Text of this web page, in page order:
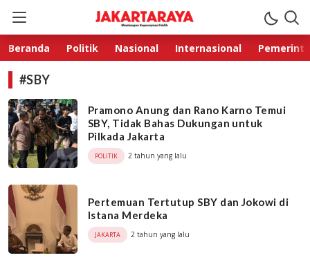
Jakarta Raya
Membangun Kepercayaan Publik
Beranda Politik Nasional Internasional
#SBY
Pramono Anung dan Rano Karno Temui
SBY, Tidak Bahas Dukungan untuk
Pilkada Jakarta
POLITIK 2 tahun yang lalu
Pertemuan Tertutup SBY dan Jokowi di
Istana Merdeka
JAKARTA 2 tahun yang lalu